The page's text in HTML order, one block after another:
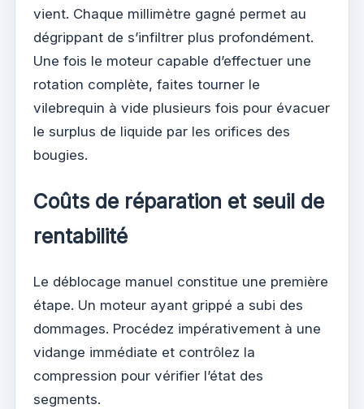
vient. Chaque millimètre gagné permet au
dégrippant de s’infiltrer plus profondément.
Une fois le moteur capable d’effectuer une
rotation complète, faites tourner le
vilebrequin à vide plusieurs fois pour évacuer
le surplus de liquide par les orifices des
bougies.
Coûts de réparation et seuil de
rentabilité
Le déblocage manuel constitue une première
étape. Un moteur ayant grippé a subi des
dommages. Procédez impérativement à une
vidange immédiate et contrôlez la
compression pour vérifier l’état des
segments.